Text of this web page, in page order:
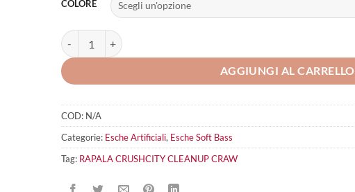
COLORE
RAPALA CRUSHCITY Cleanup Craw quantità
AGGIUNGI AL CARRELLO
COD: N/A
Categorie: Esche Artificiali, Esche Soft Bass
Tag: RAPALA CRUSHCITY CLEANUP CRAW